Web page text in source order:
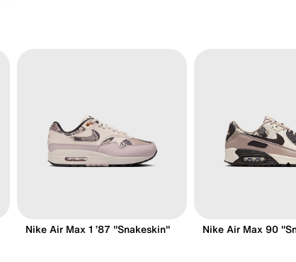
Nike Air Max 1 ’87 "Snakeskin" Nike Air Max 90